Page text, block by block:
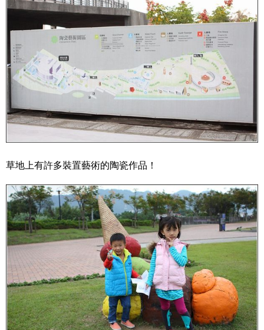
草地上有許多裝置藝術的陶瓷作品！